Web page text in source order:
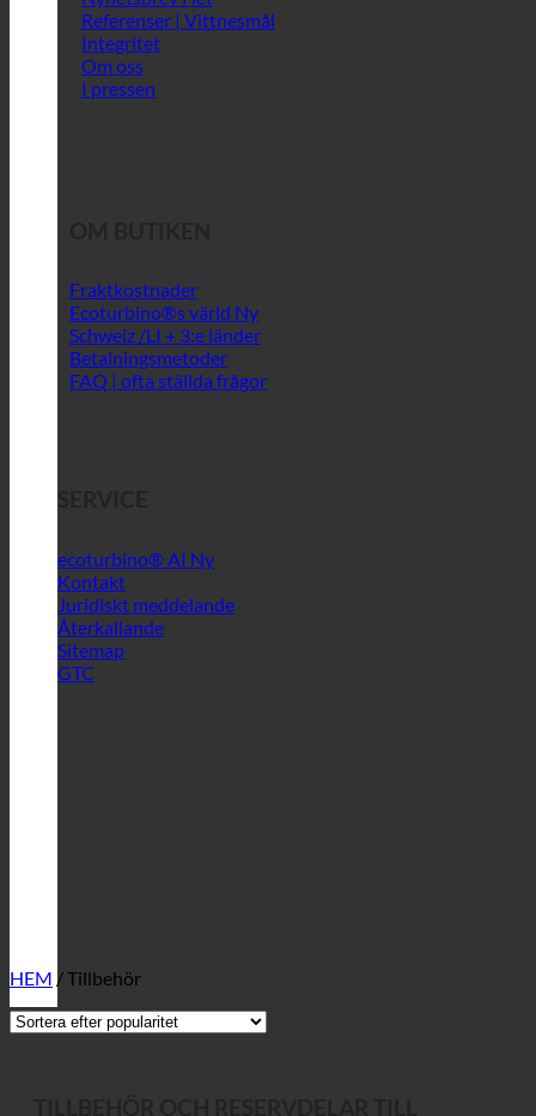
Referenser | Vittnesmål
Integritet
Om oss
I pressen
Fraktkostnader
Ecoturbino®s värld
Schweiz /LI + 3:e länder
Betalningsmetoder
FAQ | ofta ställda frågor
ecoturbino® AI
Kontakt
Juridiskt meddelande
Återkallande
Sitemap
GTC
HEM /Tillbehör